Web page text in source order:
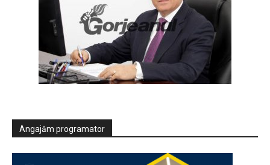
Angajăm programator